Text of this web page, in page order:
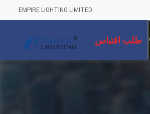
EMPIRE LIGHTING LIMITED
طلب اقتباس